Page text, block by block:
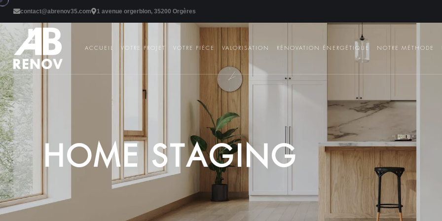
contact@abrenov35.com 1 avenue orgerblon, 35200 Orgères
ACCUEIL VOTRE PROJET VOTRE PIÈCE VALORISATION RÉNOVATION ÉNERGÉTIQUE NOTRE MÉTHODE
HOME STAGING